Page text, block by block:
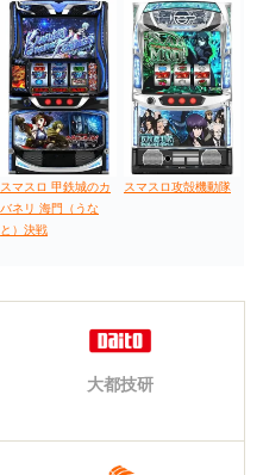
スマスロ 甲鉄城のカ
バネリ 海門（うな
と）決戦
スマスロ攻殻機動隊
大都技研